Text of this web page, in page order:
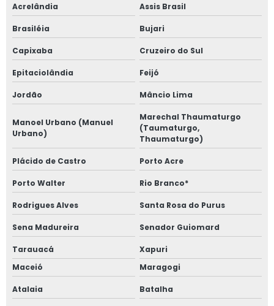
Acrelândia
Assis Brasil
Brasiléia Bujari
Capixaba Cruzeiro do Sul
Epitaciolândia Feijó
Jordão Mâncio Lima
Manoel Urbano (Manuel
Urbano)
Marechal Thaumaturgo
(Taumaturgo,
Thaumaturgo)
Plácido de Castro Porto Acre
Porto Walter Rio Branco*
Rodrigues Alves Santa Rosa do Purus
Sena Madureira Senador Guiomard
Tarauacá
Xapuri
Maceió
Maragogi
Atalaia Batalha